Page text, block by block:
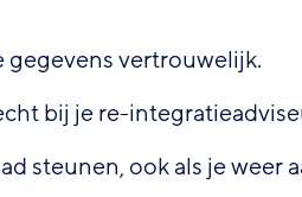
vertrouwelijk.
bij je re-
steunen, ook als je weer